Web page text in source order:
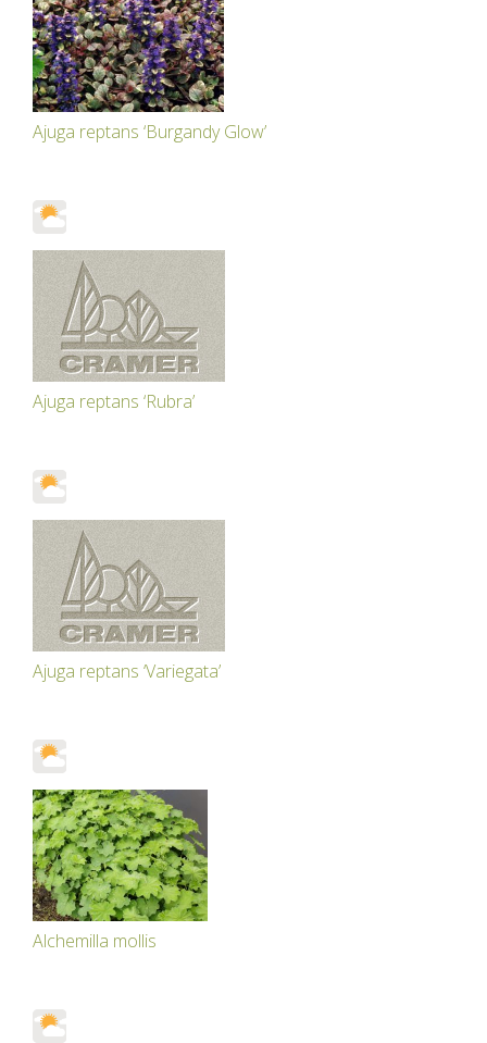
Ajuga reptans ‘Burgandy Glow’
Ajuga reptans ‘Rubra’
Ajuga reptans ‘Variegata’
Alchemilla mollis